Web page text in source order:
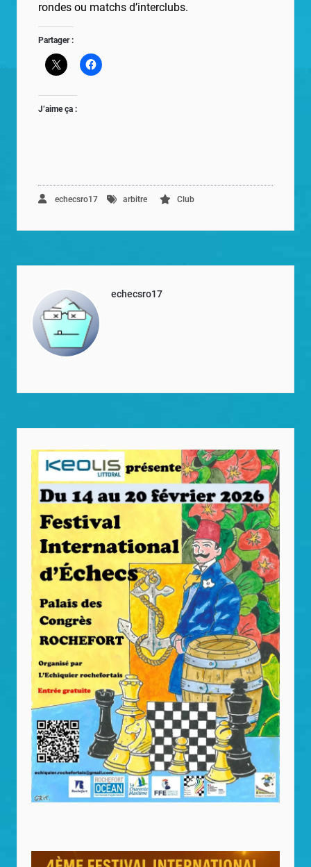
rondes ou matchs d’interclubs.
Partager :
J’aime ça :
echecsro17 arbitre Club
echecsro17